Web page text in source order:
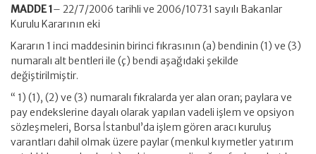
MADDE 1– 22/7/2006 tarihli ve 2006/10731 sayılı Bakanlar
Kurulu Kararının eki
Kararın 1 inci maddesinin birinci fıkrasının (a) bendinin (1) ve (3)
numaralı alt bentleri ile (ç) bendi aşağıdaki şekilde
değiştirilmiştir.
“ 1) (1), (2) ve (3) numaralı fıkralarda yer alan oran; paylara ve
pay endekslerine dayalı olarak yapılan vadeli işlem ve opsiyon
sözleşmeleri, Borsa İstanbul’da işlem gören aracı kuruluş
varantları dahil olmak üzere paylar (menkul kıymetler yatırım